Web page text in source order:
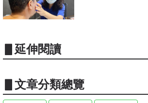
▋延伸閱讀
▋文章分類總覽